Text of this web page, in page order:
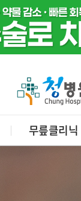
무릎클리닉